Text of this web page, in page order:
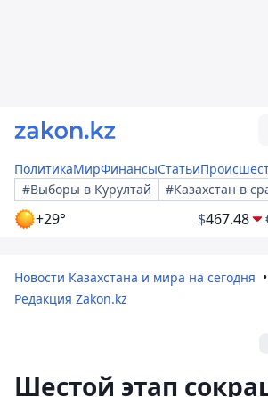
ПолитикаМирФинансыСтатьи
#Выборы в Курултай
#Казахстан в
+29° $467.48
Новости Казахстана и мира на сегодня
Редакция Zakon.kz
Шестой этап